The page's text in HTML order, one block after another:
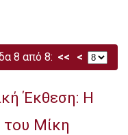
8 από 8: << <
Έκθεση: Η
του Μίκη